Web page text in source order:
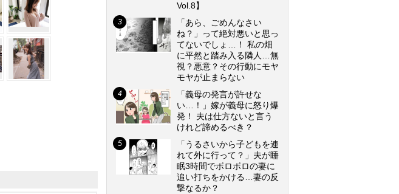
Vol.8】
「あら、ごめんなさい
ね？」って絶対悪いと思っ
てないでしょ…！ 私の畑
に平然と踏み入る隣人…無
視？悪意？その行動にモヤ
モヤが止まらない
「義母の発言が許せな
い…！」嫁が義母に怒り爆
発！ 夫は仕方ないと言う
けれど諦めるべき？
「うるさいから子どもを連
れて外に行って？」夫が睡
眠3時間でボロボロの妻に
追い打ちをかける…妻の反
撃なるか？